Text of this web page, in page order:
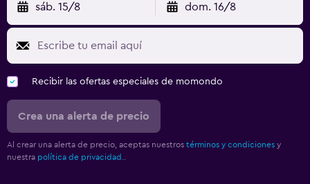
sáb. 15/8 dom. 16/8
Recibir las ofertas especiales de momondo
Crea una alerta de precio
Al crear una alerta de precio, aceptas nuestros términos y condiciones y
nuestra política de privacidad.